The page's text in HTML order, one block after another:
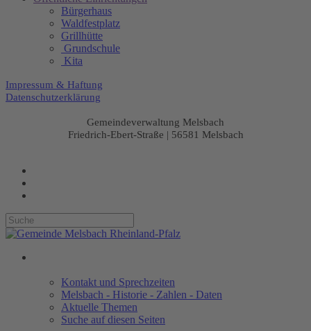
Bürgerhaus
Waldfestplatz
Grillhütte
Grundschule
Kita
Impressum & Haftung
Datenschutzerklärung
Gemeindeverwaltung Melsbach
Friedrich-Ebert-Straße | 56581 Melsbach
Kontakt und Sprechzeiten
Melsbach - Historie - Zahlen - Daten
Aktuelle Themen
Suche auf diesen Seiten